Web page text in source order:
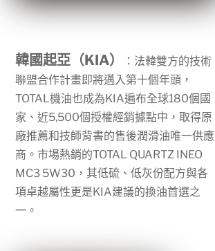
韓國起亞（KIA）
：法韓雙方的技術
聯盟合作計畫即將邁入第十個年頭，
TOTAL機油也成為 KIA遍布全球180個國
家、近5,500個授權經銷據點中，取得原
廠推薦和技師背書的售後潤滑油唯一供應
商。市場熱銷的TOTAL QUARTZ INEO
MC3 5W30 ，其低硫、低灰份配方與各
項卓越屬性更是 KIA建議的換油首選之
一。